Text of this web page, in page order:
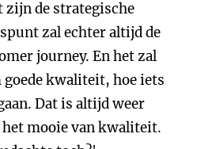
zijn de strategische
zal echter altijd de
journey. En het zal
kwaliteit, hoe iets
Dat is altijd weer
mooie van kwaliteit.